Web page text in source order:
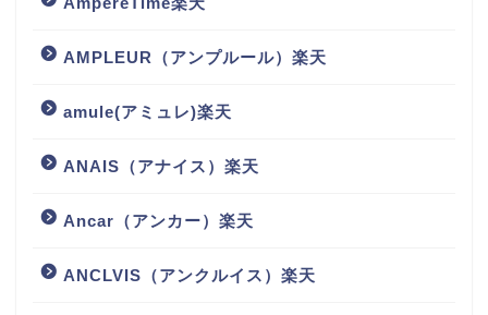
AMPLEUR（アンプルール）楽天
amule(アミュレ)楽天
ANAIS（アナイス）楽天
Ancar（アンカー）楽天
ANCLVIS（アンクルイス）楽天